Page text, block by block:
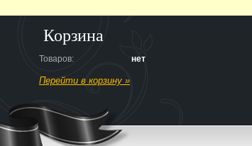
Корзина
Товаров: нет
Перейти в корзину »